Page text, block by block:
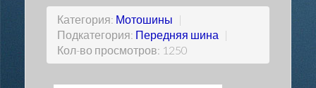
Категория: Мотошины |
Подкатегория: Передняя шина |
Кол-во просмотров: 1250